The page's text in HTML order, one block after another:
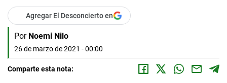
Agregar El Desconcierto en
Por Noemi Nilo
26 de marzo de 2021 - 00:00
Comparte esta nota: